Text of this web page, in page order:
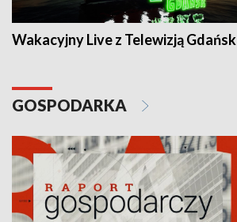
Wakacyjny Live z Telewizją Gdańsk
GOSPODARKA